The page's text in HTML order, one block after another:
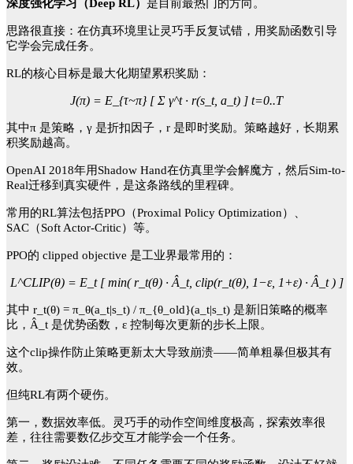
深度强化学习（Deep RL） 是目前最热门的方向。
思路很直接：在仿真环境里让灵巧手反复试错，用奖励函数引导
它学会完成任务。
RL的核心目标是最大化期望累积奖励：
J(π) = E_{τ~π} [ Σ γ^t · r(s_t, a_t) ] t=0..T
其中π 是策略，γ 是折扣因子，r 是即时奖励。策略越好，长期累
积奖励越高。
OpenAI 2018年用Shadow Hand在仿真里学会解魔方，然后Sim-to-
Real迁移到真实硬件，是这条路线的里程碑。
常用的RL算法包括PPO（Proximal Policy Optimization）、
SAC（Soft Actor-Critic）等。
PPO的 clipped objective 是工业界最常用的：
L^CLIP(θ) = E_t [ min( r_t(θ) · Â_t, clip(r_t(θ), 1−ε, 1+ε) · Â_t ) ]
其中 r_t(θ) = π_θ(a_t|s_t) / π_{θ_old}(a_t|s_t) 是新旧策略的概率
比，Â_t 是优势函数，ε 控制每次更新的步长上限。
这个clip操作防止策略更新太大导致崩溃——简单粗暴但极其有
效。
但纯RL有两个硬伤。
第一，数据效率低。灵巧手的动作空间维度极高，探索效率很
差，往往需要数亿步交互才能学会一个任务。